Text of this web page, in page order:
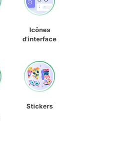
Icônes
d'interface
Stickers